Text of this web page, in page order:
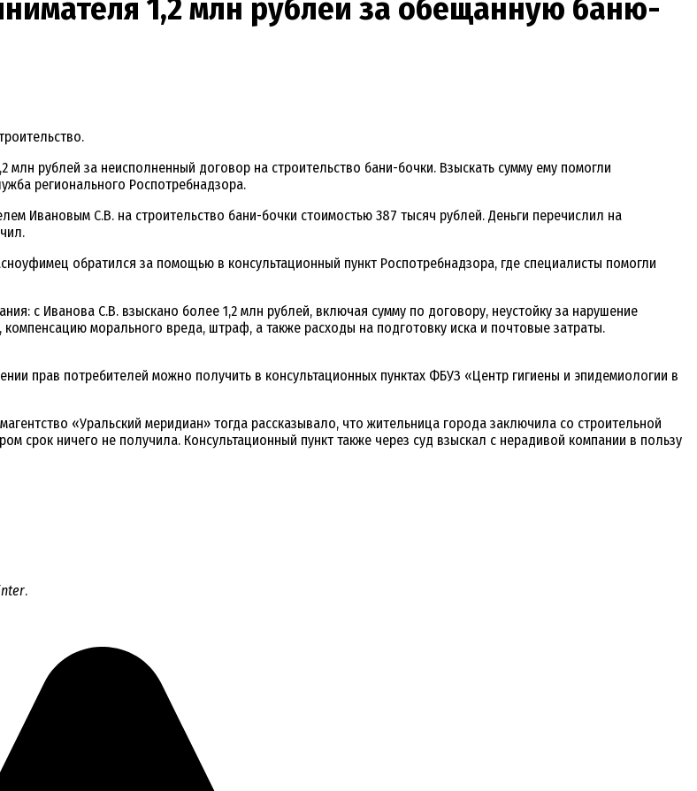
1,2 млн рублей за обещанную баню-
рублей за неисполненный договор на строительство бани-бочки. Взыскать сумму ему помогли
регионального Роспотребнадзора.
Ивановым С.В. на строительство бани-бочки стоимостью 387 тысяч рублей. Деньги перечислил на
обратился за помощью в консультационный пункт Роспотребнадзора, где специалисты помогли
с Иванова С.В. взыскано более 1,2 млн рублей, включая сумму по договору, неустойку за нарушение
морального вреда, штраф, а также расходы на подготовку иска и почтовые затраты.
прав потребителей можно получить в консультационных пунктах ФБУЗ «Центр гигиены и эпидемиологии в
«Уральский меридиан» тогда рассказывало, что жительница города заключила со строительной
срок ничего не получила. Консультационный пункт также через суд взыскал с нерадивой компании в пользу
.